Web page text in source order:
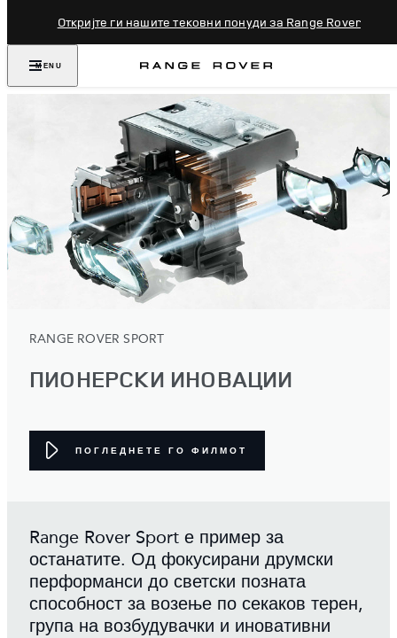
Откријте ги нашите тековни понуди за Range Rover
MENU
RANGE ROVER SPORT
ПИОНЕРСКИ ИНОВАЦИИ
ПОГЛЕДНЕТЕ ГО ФИЛМОТ
Range Rover Sport е пример за
останатите. Од фокусирани друмски
перформанси до светски позната
способност за возење по секаков терен,
група на возбудувачки и иновативни